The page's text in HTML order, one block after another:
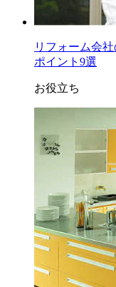
リフォーム会
ポイント9選
お役立ち